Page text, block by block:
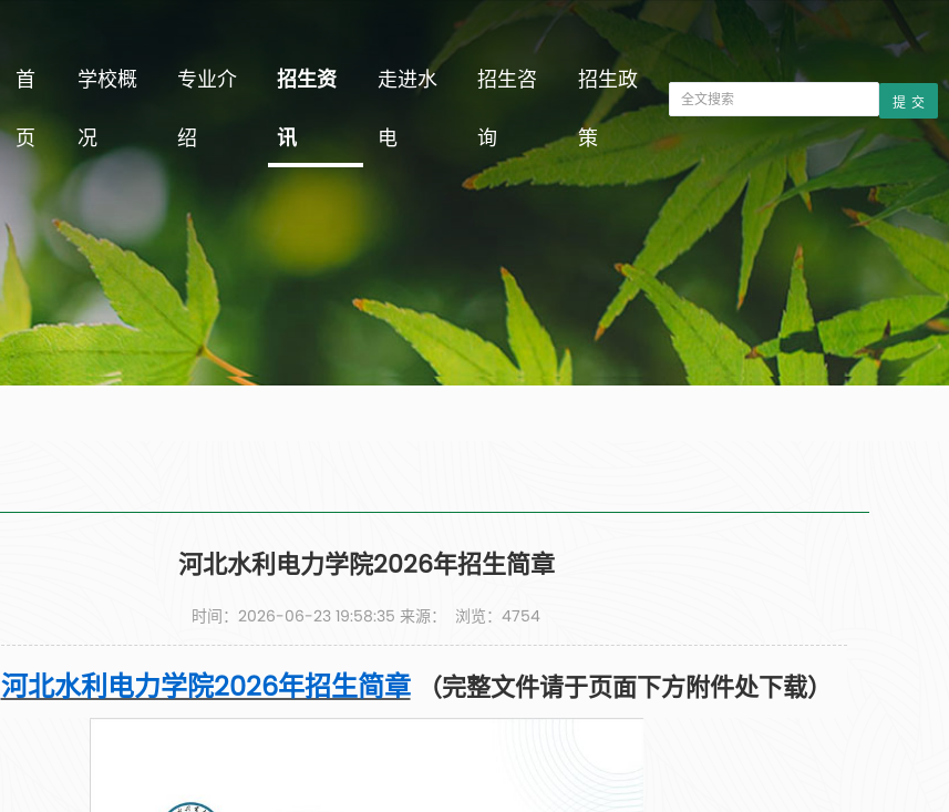
首
页
学校概
况
专业介
绍
招生资
讯
走进水
电
招生咨
询
招生政
策
河北水利电力学院2026年招生简章
时间：2026-06-23 19:58:35 来源： 浏览： 4754
河北水利电力学院2026年招生简章（完整文件请于页面下方附件处下载）